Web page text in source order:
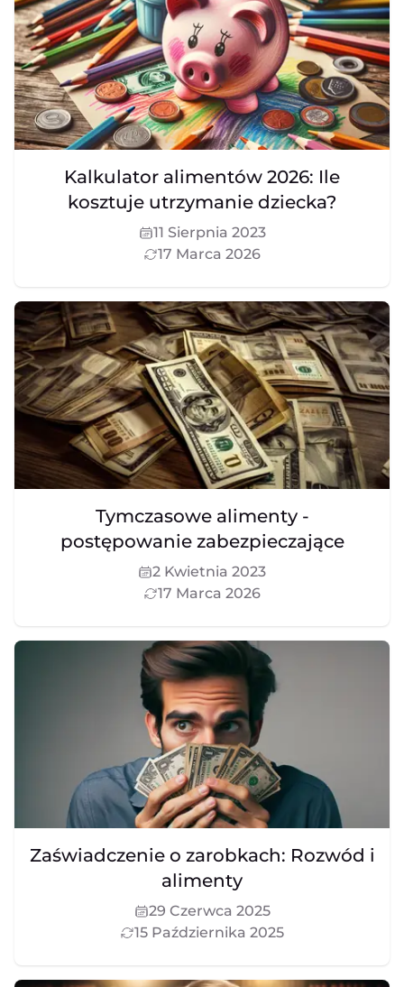
Kalkulator alimentów 2026: Ile
kosztuje utrzymanie dziecka?
11 Sierpnia 2023
17 Marca 2026
Tymczasowe alimenty -
postępowanie zabezpieczające
2 Kwietnia 2023
17 Marca 2026
Zaświadczenie o zarobkach: Rozwód i
alimenty
29 Czerwca 2025
15 Października 2025